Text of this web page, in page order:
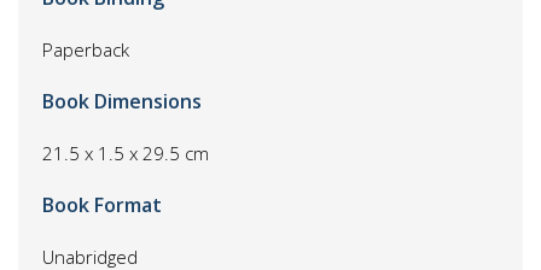
Paperback
Book Dimensions
21.5 x 1.5 x 29.5 cm
Book Format
Unabridged